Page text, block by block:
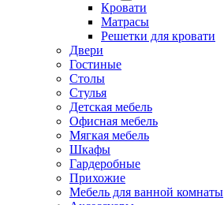
Кровати
Матрасы
Решетки для кровати
Двери
Гостиные
Столы
Стулья
Детская мебель
Офисная мебель
Мягкая мебель
Шкафы
Гардеробные
Прихожие
Мебель для ванной комнаты